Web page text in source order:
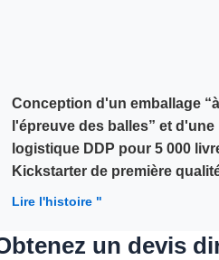
Conception d'un emballage “à
l'épreuve des balles” et d'une
logistique DDP pour 5 000
Kickstarter de première
Lire l'histoire "
un devis